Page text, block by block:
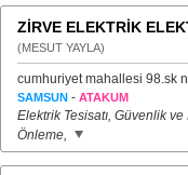
ZİRVE ELEKTRİK
(MESUT YAYLA)
cumhuriyet mahallesi 98.sk
SAMSUN - ATAKUM
Elektrik Tesisatı, Güvenlik
Önleme,